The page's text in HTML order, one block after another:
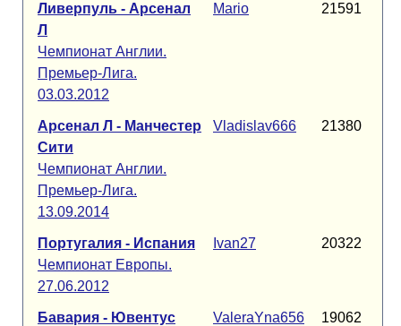
Ливерпуль - Арсенал
Л
Чемпионат Англии.
Премьер-Лига.
03.03.2012
Mario 21591
Арсенал Л - Манчестер
Сити
Чемпионат Англии.
Премьер-Лига.
13.09.2014
Vladislav666 21380
Португалия - Испания
Чемпионат Европы.
27.06.2012
Ivan27 20322
Бавария - Ювентус
ValeraYna656 19062